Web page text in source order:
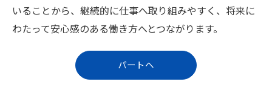
いることから、継続的に仕事へ取り組みやすく、将来に
わたって安心感のある働き方へとつながります。
パートへ